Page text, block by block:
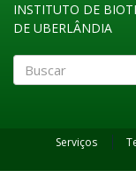
INSTITUTO DE
DE UBERLÂNDIA
Serviços